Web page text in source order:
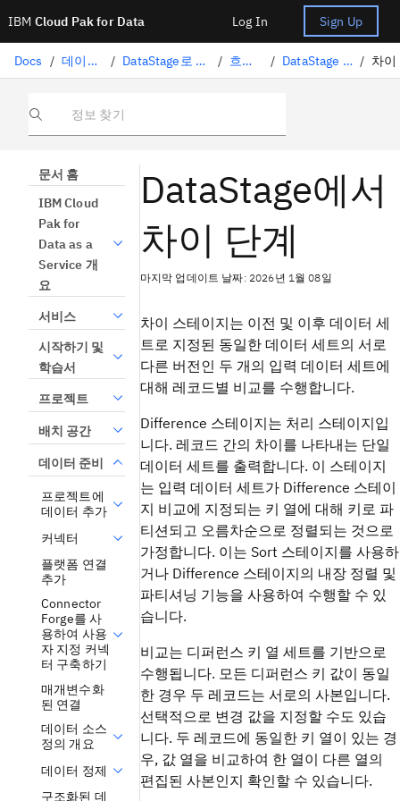
IBM Cloud Pak for Data Log In Sign Up
Docs / 데이터 준비 / DataStage로 데이터 변환 / 흐름 설계 / DataStage 스테이지 / 차이
정보 찾기
문서 홈
IBM Cloud
Pak for
Data as a
Service 개
요
서비스
시작하기 및
학습서
프로젝트
배치 공간
데이터 준비
프로젝트에
데이터 추가
커넥터
플랫폼 연결
추가
Connector
Forge를 사
용하여 사용
자 지정 커넥
터 구축하기
매개변수화
된 연결
데이터 소스
정의 개요
데이터 정제
구조화된 데
DataStage에서
차이 단계
마지막 업데이트 날짜: 2026년 1월 08일
차이 스테이지는 이전 및 이후 데이터 세
트로 지정된 동일한 데이터 세트의 서로
다른 버전인 두 개의 입력 데이터 세트에
대해 레코드별 비교를 수행합니다.
Difference 스테이지는 처리 스테이지입
니다. 레코드 간의 차이를 나타내는 단일
데이터 세트를 출력합니다. 이 스테이지
는 입력 데이터 세트가 Difference 스테이
지 비교에 지정되는 키 열에 대해 키로 파
티션되고 오름차순으로 정렬되는 것으로
가정합니다. 이는 Sort 스테이지를 사용하
거나 Difference 스테이지의 내장 정렬 및
파티셔닝 기능을 사용하여 수행할 수 있
습니다.
비교는 디퍼런스 키 열 세트를 기반으로
수행됩니다. 모든 디퍼런스 키 값이 동일
한 경우 두 레코드는 서로의 사본입니다.
선택적으로 변경 값을 지정할 수도 있습
니다. 두 레코드에 동일한 키 열이 있는 경
우, 값 열을 비교하여 한 열이 다른 열의
편집된 사본인지 확인할 수 있습니다.